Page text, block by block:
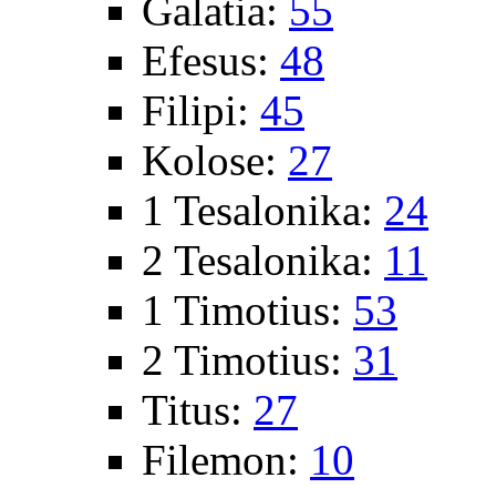
Galatia: 55
Efesus: 48
Filipi: 45
Kolose: 27
1 Tesalonika: 24
2 Tesalonika: 11
1 Timotius: 53
2 Timotius: 31
Titus: 27
Filemon: 10